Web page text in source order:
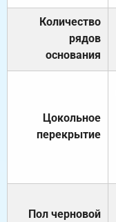
Количество
рядов
основания
Цокольное
перекрытие
Пол черновой